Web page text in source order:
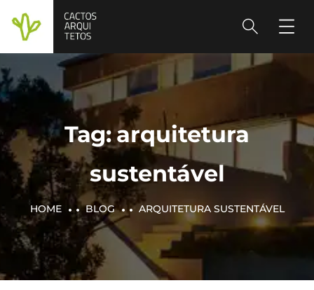
Tag:arquitetura
sustentável
HOME BLOG ARQUITETURA SUSTENTÁVEL